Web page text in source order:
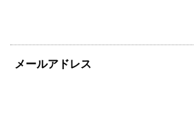
メールアドレス